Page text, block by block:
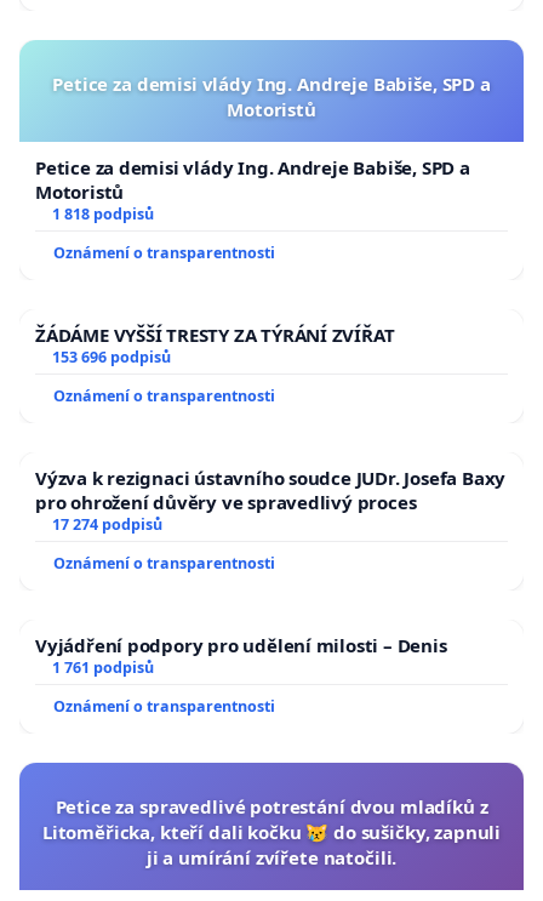
Petice za demisi vlády Ing. Andreje Babiše, SPD a
Motoristů
Petice za demisi vlády Ing. Andreje Babiše, SPD a
Motoristů
1 818 podpisů
Oznámení o transparentnosti
ŽÁDÁME VYŠŠÍ TRESTY ZA TÝRÁNÍ ZVÍŘAT
153 696 podpisů
Oznámení o transparentnosti
Výzva k rezignaci ústavního soudce JUDr. Josefa Baxy
pro ohrožení důvěry ve spravedlivý proces
17 274 podpisů
Oznámení o transparentnosti
Vyjádření podpory pro udělení milosti – Denis
1 761 podpisů
Oznámení o transparentnosti
Petice za spravedlivé potrestání dvou mladíků z
Litoměřicka, kteří dali kočku 😿 do sušičky, zapnuli
ji a umírání zvířete natočili.